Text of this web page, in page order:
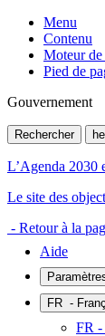
Menu
Contenu
Moteur de
Pied de
Gouvernement
Rechercher
L’Agenda 2030
Le site des
- Retour à la
Aide
FR -
FR -